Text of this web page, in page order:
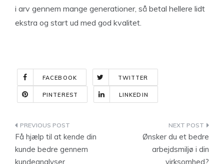
i arv gennem mange generationer, så betal hellere lidt
ekstra og start ud med god kvalitet.
FACEBOOK TWITTER
PINTEREST LINKEDIN
Indlægsnavigation
Få hjælp til at kende din
kunde bedre gennem
kundeanalyser
Ønsker du et bedre
arbejdsmiljø i din
virksomhed?